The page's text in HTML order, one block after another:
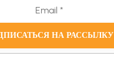
НА РАССЫЛКУ